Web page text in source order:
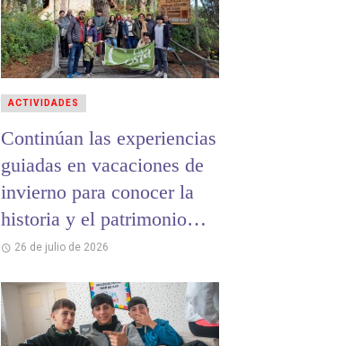
Continúan las experiencias
guiadas en vacaciones de
invierno para conocer la
historia y el patrimonio
cultural de La Costa
26 de julio de 2026
ACTIVIDADES